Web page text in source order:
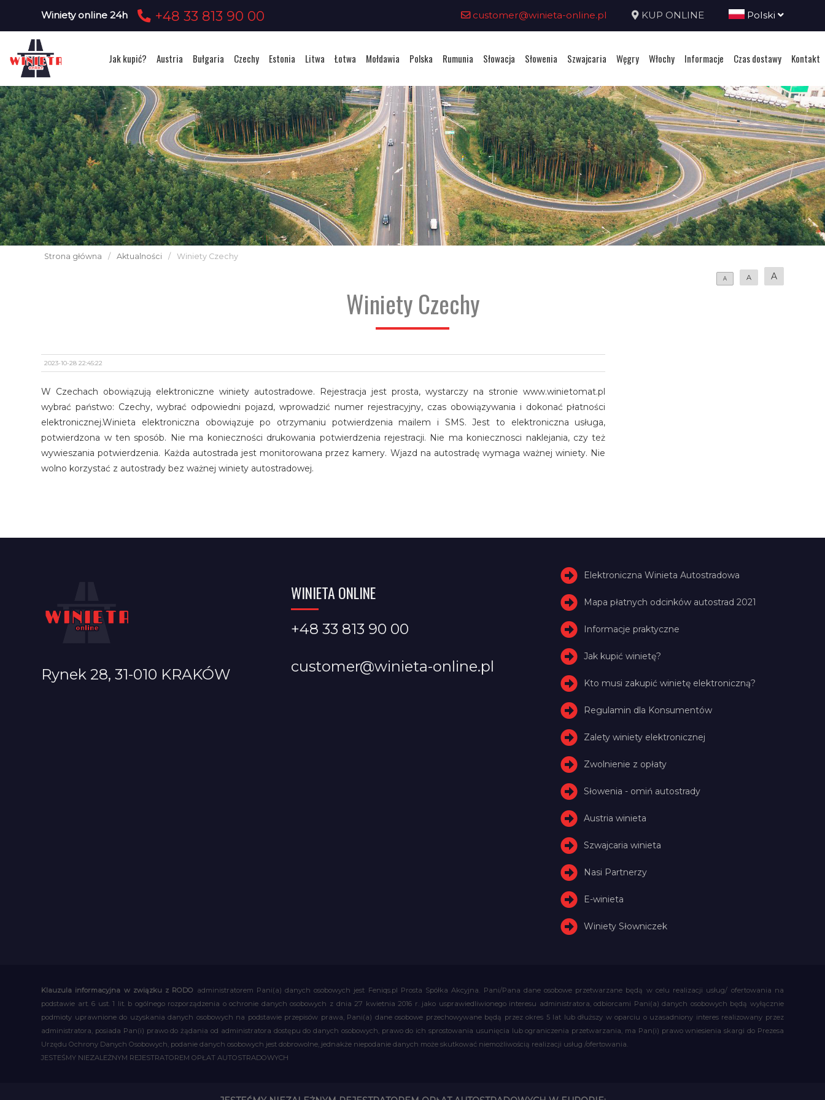
Winiety online 24h +48 33 813 90 00 customer@winieta-online.pl KUP ONLINE Polski
Jak kupić? Austria Bułgaria Czechy Estonia Litwa Łotwa Mołdawia Polska Rumunia Słowacja Słowenia Szwajcaria Węgry Włochy Informacje Czas dostawy Kontakt
Strona główna / Aktualności / Winiety Czechy
A A A
Winiety Czechy
2023-10-28 22:45:22
W Czechach obowiązują elektroniczne winiety autostradowe. Rejestracja jest prosta, wystarczy na stronie www.winietomat.pl
wybrać państwo: Czechy, wybrać odpowiedni pojazd, wprowadzić numer rejestracyjny, czas obowiązywania i dokonać płatności
elektronicznej.Winieta elektroniczna obowiązuje po otrzymaniu potwierdzenia mailem i SMS. Jest to elektroniczna usługa,
potwierdzona w ten sposób. Nie ma konieczności drukowania potwierdzenia rejestracji. Nie ma koniecznosci naklejania, czy też
wywieszania potwierdzenia. Każda autostrada jest monitorowana przez kamery. Wjazd na autostradę wymaga ważnej winiety. Nie
wolno korzystać z autostrady bez ważnej winiety autostradowej.
Rynek 28, 31-010 KRAKÓW
WINIETA ONLINE
+48 33 813 90 00
customer@winieta-online.pl
Elektroniczna Winieta Autostradowa
Mapa płatnych odcinków autostrad 2021
Informacje praktyczne
Jak kupić winietę?
Kto musi zakupić winietę elektroniczną?
Regulamin dla Konsumentów
Zalety winiety elektronicznej
Zwolnienie z opłaty
Słowenia - omiń autostrady
Austria winieta
Szwajcaria winieta
Nasi Partnerzy
E-winieta
Winiety Słowniczek
Klauzula informacyjna w związku z RODO administratorem Pani(a) danych osobowych jest Feniqs.pl Prosta Spółka Akcyjna. Pani/Pana dane osobowe przetwarzane będą w celu realizacji usług/ ofertowania na
podstawie art. 6 ust. 1 lit. b ogólnego rozporządzenia o ochronie danych osobowych z dnia 27 kwietnia 2016 r. jako usprawiedliwionego interesu administratora, odbiorcami Pani(a) danych osobowych będą wyłącznie
podmioty uprawnione do uzyskania danych osobowych na podstawie przepisów prawa, Pani(a) dane osobowe przechowywane będą przez okres 5 lat lub dłuższy w oparciu o uzasadniony interes realizowany przez
administratora, posiada Pan(i) prawo do żądania od administratora dostępu do danych osobowych, prawo do ich sprostowania usunięcia lub ograniczenia przetwarzania, ma Pan(i) prawo wniesienia skargi do Prezesa
Urzędu Ochrony Danych Osobowych, podanie danych osobowych jest dobrowolne, jednakże niepodanie danych może skutkować niemożliwością realizacji usług /ofertowania.
JESTEŚMY NIEZALEŻNYM REJESTRATOREM OPŁAT AUTOSTRADOWYCH